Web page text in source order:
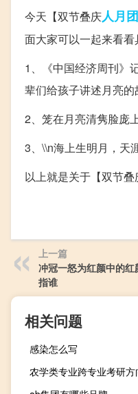
今天【双节叠庆人月
面大家可以一起来看看
1、《中国经济周刊》
辈们给孩子讲述月亮的
2、笼在月亮清隽脸庞
3、\\n海上生明月，天
以上就是关于【双节
上一篇
冲冠一怒为红颜中的
指谁
相关问题
感染怎么写
农学类专业跨专业考研方